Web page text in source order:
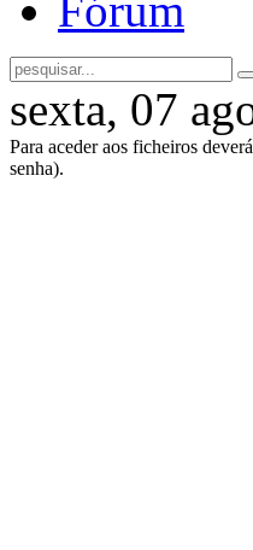
Fórum
sexta, 07
Para aceder aos ficheiros
senha).